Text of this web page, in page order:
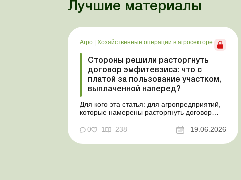
Лучшие материалы
Агро Хозяйственные операции в агросекторе
Стороны решили расторгнуть
договор эмфитевзиса: что с
платой за пользование участком,
выплаченной наперед?
Для кого эта статья: для агропредприятий,
которые намерены расторгнуть договор
участка по взаимному согласию. Усложним
эту ситуацию тем, что плата за пользование
земельным участком была выплачена
0 1 238 19.06.2026